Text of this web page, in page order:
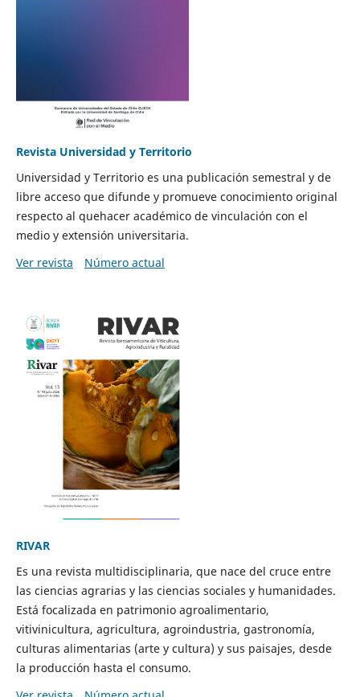
Revista Universidad y Territorio
Universidad y Territorio es una publicación semestral y de
libre acceso que difunde y promueve conocimiento original
respecto al quehacer académico de vinculación con el
medio y extensión universitaria.
Ver revista
Número actual
RIVAR
Es una revista multidisciplinaria, que nace del cruce entre
las ciencias agrarias y las ciencias sociales y humanidades.
Está focalizada en patrimonio agroalimentario,
vitivinicultura, agricultura, agroindustria, gastronomía,
culturas alimentarias (arte y cultura) y sus paisajes, desde
la producción hasta el consumo.